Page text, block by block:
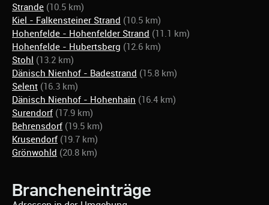
Strande (10.5 km)
Kiel - Falkensteiner Strand (10.5 km)
Hohenfelde - Hohenfelder Strand (11.1 km)
Hohenfelde - Hubertsberg (12.6 km)
Stohl (13.2 km)
Dänisch Nienhof - Badestrand (15.8 km)
Selent (16.3 km)
Dänisch Nienhof - Hohenhain (16.4 km)
Surendorf (17.9 km)
Behrensdorf (19.5 km)
Krusendorf (19.7 km)
Grönwohld (20.8 km)
Brancheneinträge